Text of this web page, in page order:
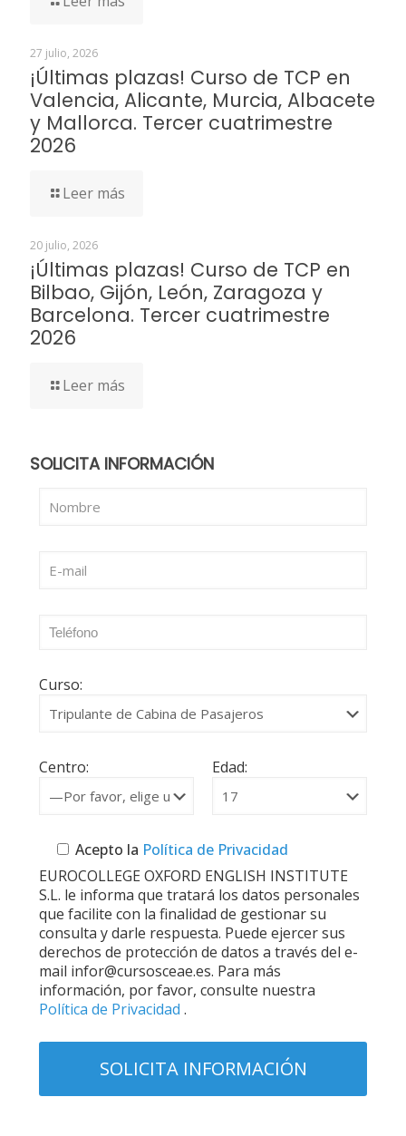
27 julio, 2026
¡Últimas plazas! Curso de TCP en
Valencia, Alicante, Murcia, Albacete
y Mallorca. Tercer cuatrimestre
2026
Leer más
20 julio, 2026
¡Últimas plazas! Curso de TCP en
Bilbao, Gijón, León, Zaragoza y
Barcelona. Tercer cuatrimestre
2026
Leer más
SOLICITA INFORMACIÓN
Curso:
Centro: Edad:
Acepto la Política de Privacidad
EUROCOLLEGE OXFORD ENGLISH INSTITUTE
S.L. le informa que tratará los datos personales
que facilite con la finalidad de gestionar su
consulta y darle respuesta. Puede ejercer sus
derechos de protección de datos a través del e-
mail infor@cursosceae.es. Para más
información, por favor, consulte nuestra
Política de Privacidad .